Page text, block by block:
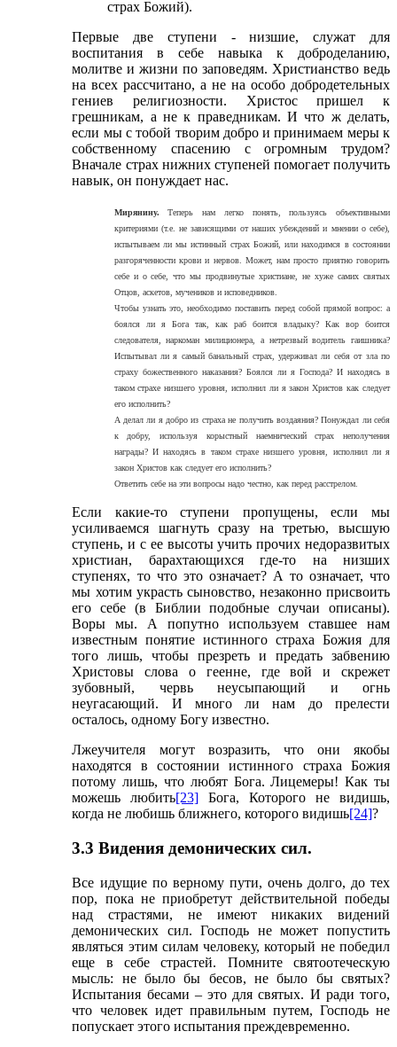
страх Божий).
Первые две ступени - низшие, служат для
воспитания в себе навыка к доброделанию,
молитве и жизни по заповедям. Христианство ведь
на всех рассчитано, а не на особо добродетельных
гениев религиозности. Христос пришел к
грешникам, а не к праведникам. И что ж делать,
если мы с тобой творим добро и принимаем меры к
собственному спасению с огромным трудом?
Вначале страх нижних ступеней помогает получить
навык, он понуждает нас.
Мирянину. Теперь нам легко понять, пользуясь объективными
критериями (т.е. не зависящими от наших убеждений и мнении о себе),
испытываем ли мы истинный страх Божий, или находимся в состоянии
разгоряченности крови и нервов. Может, нам просто приятно говорить
себе и о себе, что мы продвинутые христиане, не хуже самих святых
Отцов, аскетов, мучеников и исповедников.
Чтобы узнать это, необходимо поставить перед собой прямой вопрос: а
боялся ли я Бога так, как раб боится владыку? Как вор боится
следователя, наркоман милиционера, а нетрезвый водитель гаишника?
Испытывал ли я самый банальный страх, удерживал ли себя от зла по
страху божественного наказания? Боялся ли я Господа? И находясь в
таком страхе низшего уровня, исполнил ли я закон Христов как следует
его исполнить?
А делал ли я добро из страха не получить воздаяния? Понуждал ли себя
к добру, используя корыстный наемнический страх неполучения
награды? И находясь в таком страхе низшего уровня, исполнил ли я
закон Христов как следует его исполнить?
Ответить себе на эти вопросы надо честно, как перед расстрелом.
Если какие-то ступени пропущены, если мы
усиливаемся шагнуть сразу на третью, высшую
ступень, и с ее высоты учить прочих недоразвитых
христиан, барахтающихся где-то на низших
ступенях, то что это означает? А то означает, что
мы хотим украсть сыновство, незаконно присвоить
его себе (в Библии подобные случаи описаны).
Воры мы. А попутно используем ставшее нам
известным понятие истинного страха Божия для
того лишь, чтобы презреть и предать забвению
Христовы слова о геенне, где вой и скрежет
зубовный, червь неусыпающий и огнь
неугасающий. И много ли нам до прелести
осталось, одному Богу известно.
Лжеучителя могут возразить, что они якобы
находятся в состоянии истинного страха Божия
потому лишь, что любят Бога. Лицемеры! Как ты
можешь любить[23] Бога, Которого не видишь,
когда не любишь ближнего, которого видишь[24]?
3.3 Видения демонических сил.
Все идущие по верному пути, очень долго, до тех
пор, пока не приобретут действительной победы
над страстями, не имеют никаких видений
демонических сил. Господь не может попустить
являться этим силам человеку, который не победил
еще в себе страстей. Помните святоотеческую
мысль: не было бы бесов, не было бы святых?
Испытания бесами – это для святых. И ради того,
что человек идет правильным путем, Господь не
попускает этого испытания преждевременно.